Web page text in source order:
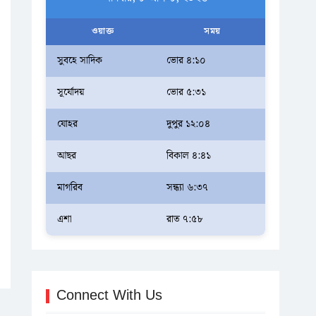
ওয়াক্ত সময়
সুবহে সাদিক ভোর ৪:১০
সূর্যোদয় ভোর ৫:৩১
যোহর দুপুর ১২:০৪
আছর বিকাল ৪:৪১
মাগরিব সন্ধ্যা ৬:৩৭
এশা রাত ৭:৫৮
Connect With Us